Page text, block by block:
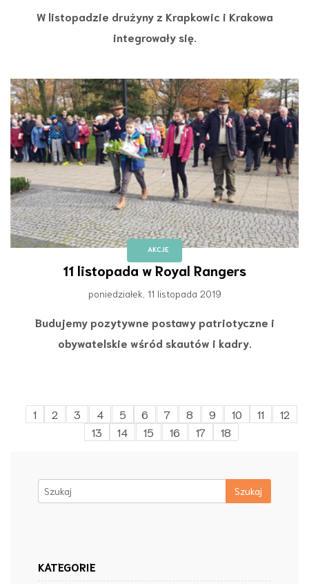
W listopadzie drużyny z Krapkowic i Krakowa
integrowały się.
AKCJE
11 listopada w Royal Rangers
poniedziałek, 11 listopada 2019
Budujemy pozytywne postawy patriotyczne i
obywatelskie wśród skautów i kadry.
1 2 3 4 5 6 7 8 9 10 11
12
13
14 15 16 17 18
KATEGORIE